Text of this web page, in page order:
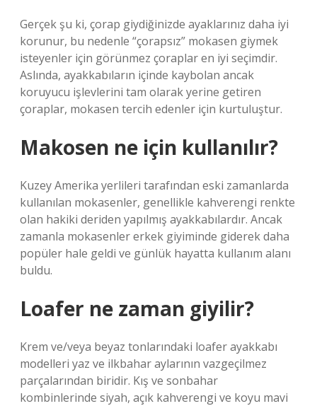
Gerçek şu ki, çorap giydiğinizde ayaklarınız daha iyi
korunur, bu nedenle “çorapsız” mokasen giymek
isteyenler için görünmez çoraplar en iyi seçimdir.
Aslında, ayakkabıların içinde kaybolan ancak
koruyucu işlevlerini tam olarak yerine getiren
çoraplar, mokasen tercih edenler için kurtuluştur.
Makosen ne için kullanılır?
Kuzey Amerika yerlileri tarafından eski zamanlarda
kullanılan mokasenler, genellikle kahverengi renkte
olan hakiki deriden yapılmış ayakkabılardır. Ancak
zamanla mokasenler erkek giyiminde giderek daha
popüler hale geldi ve günlük hayatta kullanım alanı
buldu.
Loafer ne zaman giyilir?
Krem ve/veya beyaz tonlarındaki loafer ayakkabı
modelleri yaz ve ilkbahar aylarının vazgeçilmez
parçalarından biridir. Kış ve sonbahar
kombinlerinde siyah, açık kahverengi ve koyu mavi